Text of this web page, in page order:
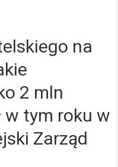
na
2 mln
w tym roku w
Zarząd